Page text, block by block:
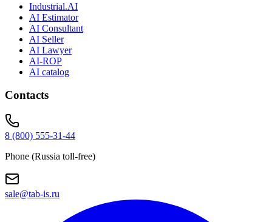
Industrial.AI
AI Estimator
AI Consultant
AI Seller
AI Lawyer
AI-ROP
AI catalog
Contacts
8 (800) 555-31-44
Phone (Russia toll-free)
sale@tab-is.ru